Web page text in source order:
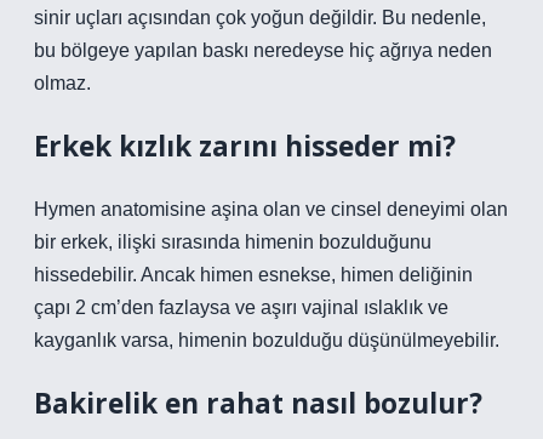
sinir uçları açısından çok yoğun değildir. Bu nedenle,
bu bölgeye yapılan baskı neredeyse hiç ağrıya neden
olmaz.
Erkek kızlık zarını hisseder mi?
Hymen anatomisine aşina olan ve cinsel deneyimi olan
bir erkek, ilişki sırasında himenin bozulduğunu
hissedebilir. Ancak himen esnekse, himen deliğinin
çapı 2 cm’den fazlaysa ve aşırı vajinal ıslaklık ve
kayganlık varsa, himenin bozulduğu düşünülmeyebilir.
Bakirelik en rahat nasıl bozulur?